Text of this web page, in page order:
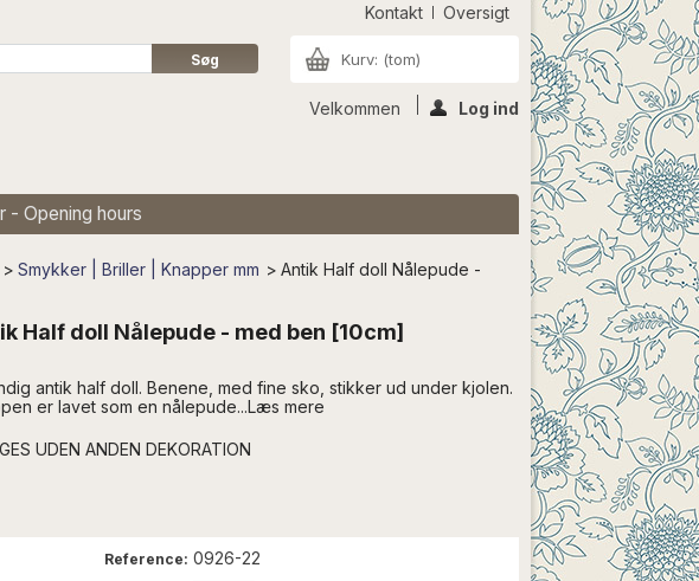
Kontakt Oversigt
Kurv: (tom)
Velkommen Log ind
- Opening hours
> Smykker | Briller | Knapper mm > Antik Half doll Nålepude -
Half doll Nålepude - med ben [10cm]
antik half doll. Benene, med fine sko, stikker ud under kjolen.
er lavet som en nålepude...Læs mere
UDEN ANDEN DEKORATION
Reference: 0926-22